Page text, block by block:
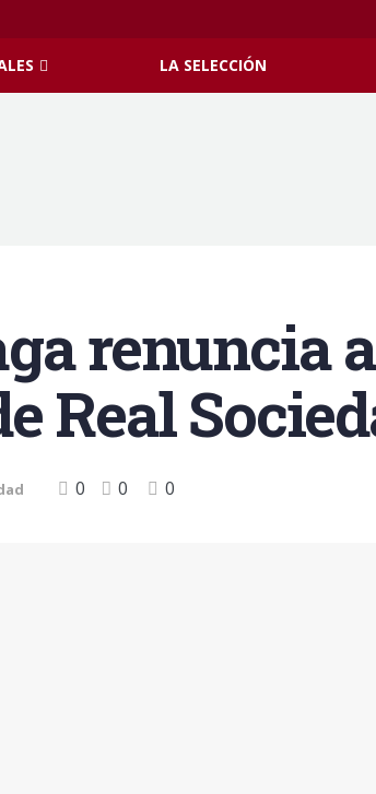
LA SELECCIÓN
renuncia
Real
0 0 0